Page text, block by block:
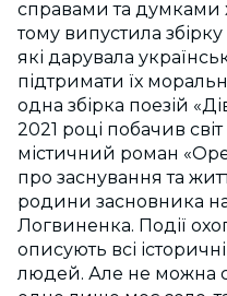
справами та думками
тому випустила збірку
які дарувала
підтримати їх
одна збірка поезій
2021 році побачив
містичний роман
про заснування та
родини засновника
Логвиненка. Події
описують всі
людей. Але не можна